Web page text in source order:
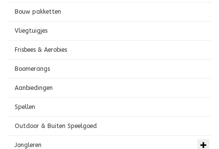
Bouw pakketten
Vliegtuigjes
Frisbees & Aerobies
Boomerangs
Aanbiedingen
Spellen
Outdoor & Buiten Speelgoed
Jongleren